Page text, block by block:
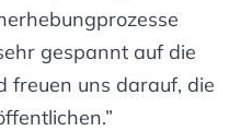
gespannt auf die
freuen uns darauf, die